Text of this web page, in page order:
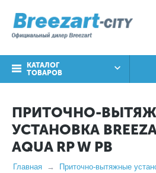
КАТАЛОГ
ТОВАРОВ
ПРИТОЧНО-
УСТАНОВКА
AQUA RP W PB
Главная
Приточно-вытяжные